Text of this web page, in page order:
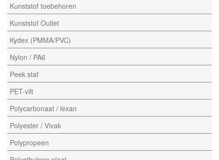
Kunststof toebehoren
Kunststof Outlet
Kydex (PMMA/PVC)
Nylon / PA6
Peek staf
PET-vilt
Polycarbonaat / lexan
Polyester / Vivak
Polypropeen